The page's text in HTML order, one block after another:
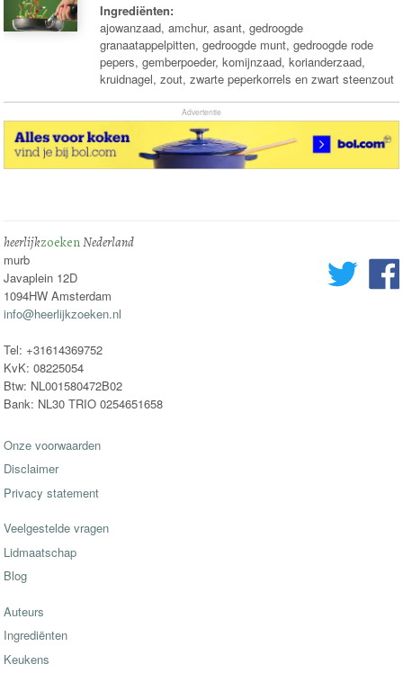
Ingrediënten:
ajowanzaad, amchur, asant, gedroogde
granaatappelpitten, gedroogde munt, gedroogde rode
pepers, gemberpoeder, komijnzaad, korianderzaad,
kruidnagel, zout, zwarte peperkorrels en zwart steenzout
Advertentie
heerlijkzoekenNederland
murb
Javaplein 12D
1094HW Amsterdam
info@heerlijkzoeken.nl
Tel: +31614369752
KvK: 08225054
Btw: NL001580472B02
Bank: NL30 TRIO 0254651658
Onze voorwaarden
Disclaimer
Privacy statement
Veelgestelde vragen
Lidmaatschap
Blog
Auteurs
Ingrediënten
Keukens